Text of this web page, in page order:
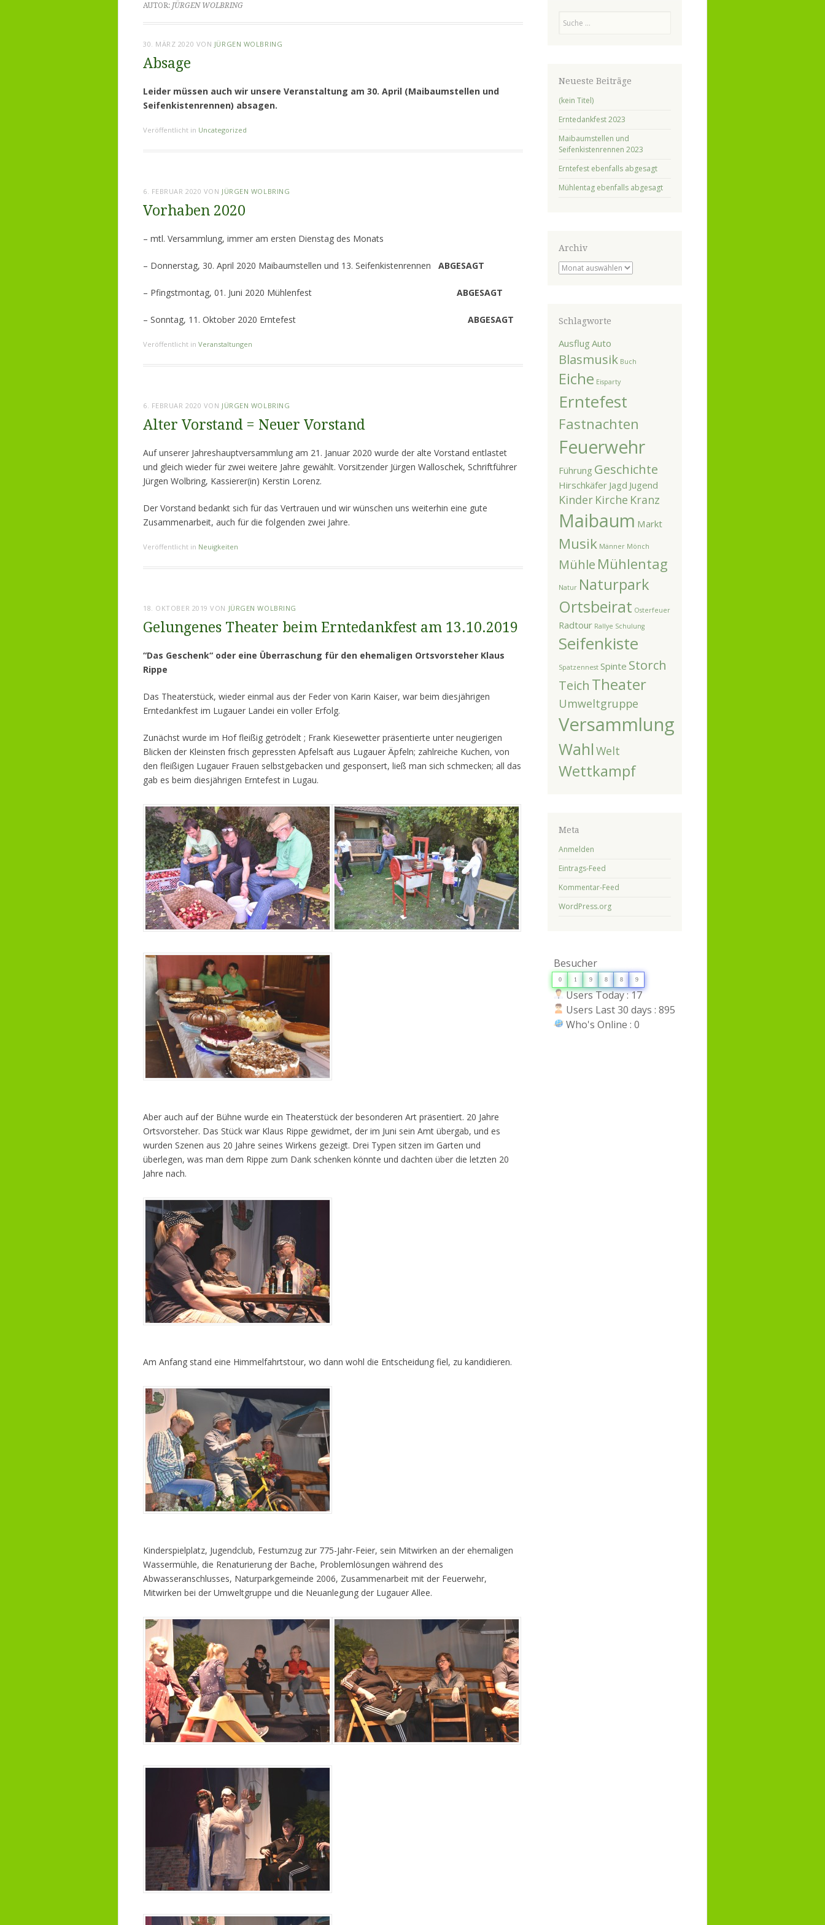
AUTOR: JÜRGEN WOLBRING
30. MÄRZ 2020 VON JÜRGEN WOLBRING
Absage
Leider müssen auch wir unsere Veranstaltung am 30. April (Maibaumstellen und
Seifenkistenrennen) absagen.
Veröffentlicht in Uncategorized
6. FEBRUAR 2020 VON JÜRGEN WOLBRING
Vorhaben 2020
– mtl. Versammlung, immer am ersten Dienstag des Monats
– Donnerstag, 30. April 2020 Maibaumstellen und 13. Seifenkistenrennen ABGESAGT
– Pfingstmontag, 01. Juni 2020 Mühlenfest ABGESAGT
– Sonntag, 11. Oktober 2020 Erntefest ABGESAGT
Veröffentlicht in Veranstaltungen
6. FEBRUAR 2020 VON JÜRGEN WOLBRING
Alter Vorstand = Neuer Vorstand
Auf unserer Jahreshauptversammlung am 21. Januar 2020 wurde der alte Vorstand entlastet
und gleich wieder für zwei weitere Jahre gewählt. Vorsitzender Jürgen Walloschek, Schriftführer
Jürgen Wolbring, Kassierer(in) Kerstin Lorenz.
Der Vorstand bedankt sich für das Vertrauen und wir wünschen uns weiterhin eine gute
Zusammenarbeit, auch für die folgenden zwei Jahre.
Veröffentlicht in Neuigkeiten
18. OKTOBER 2019 VON JÜRGEN WOLBRING
Gelungenes Theater beim Erntedankfest am 13.10.2019
“Das Geschenk“ oder eine Überraschung für den ehemaligen Ortsvorsteher Klaus
Rippe
Das Theaterstück, wieder einmal aus der Feder von Karin Kaiser, war beim diesjährigen
Erntedankfest im Lugauer Landei ein voller Erfolg.
Zunächst wurde im Hof fleißig getrödelt ; Frank Kiesewetter präsentierte unter neugierigen
Blicken der Kleinsten frisch gepressten Apfelsaft aus Lugauer Äpfeln; zahlreiche Kuchen, von
den fleißigen Lugauer Frauen selbstgebacken und gesponsert, ließ man sich schmecken; all das
gab es beim diesjährigen Erntefest in Lugau.
Aber auch auf der Bühne wurde ein Theaterstück der besonderen Art präsentiert. 20 Jahre
Ortsvorsteher. Das Stück war Klaus Rippe gewidmet, der im Juni sein Amt übergab, und es
wurden Szenen aus 20 Jahre seines Wirkens gezeigt. Drei Typen sitzen im Garten und
überlegen, was man dem Rippe zum Dank schenken könnte und dachten über die letzten 20
Jahre nach.
Am Anfang stand eine Himmelfahrtstour, wo dann wohl die Entscheidung fiel, zu kandidieren.
Kinderspielplatz, Jugendclub, Festumzug zur 775-Jahr-Feier, sein Mitwirken an der ehemaligen
Wassermühle, die Renaturierung der Bache, Problemlösungen während des
Abwasseranschlusses, Naturparkgemeinde 2006, Zusammenarbeit mit der Feuerwehr,
Mitwirken bei der Umweltgruppe und die Neuanlegung der Lugauer Allee.
Neueste Beiträge
(kein Titel)
Erntedankfest 2023
Maibaumstellen und
Seifenkistenrennen 2023
Erntefest ebenfalls abgesagt
Mühlentag ebenfalls abgesagt
Archiv
Archiv
Schlagworte
Ausflug Auto
Blasmusik Buch
Eiche Eisparty
Erntefest
Fastnachten
Feuerwehr
Führung Geschichte
Hirschkäfer Jagd Jugend
Kinder Kirche Kranz
Maibaum Markt
Musik Männer Mönch
Mühle Mühlentag
Natur Naturpark
Ortsbeirat Osterfeuer
Radtour Rallye Schulung
Seifenkiste
Spatzennest Spinte Storch
Teich Theater
Umweltgruppe
Versammlung
Wahl Welt
Wettkampf
Meta
Anmelden
Eintrags-Feed
Kommentar-Feed
WordPress.org
Besucher
0 1 9 8 8 9
Users Today : 17
Users Last 30 days : 895
Who's Online : 0